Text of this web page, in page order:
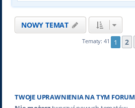
NOWY TEMAT
Tematy: 41 1 2
TWOJE UPRAWNIENIA NA TYM FORUM